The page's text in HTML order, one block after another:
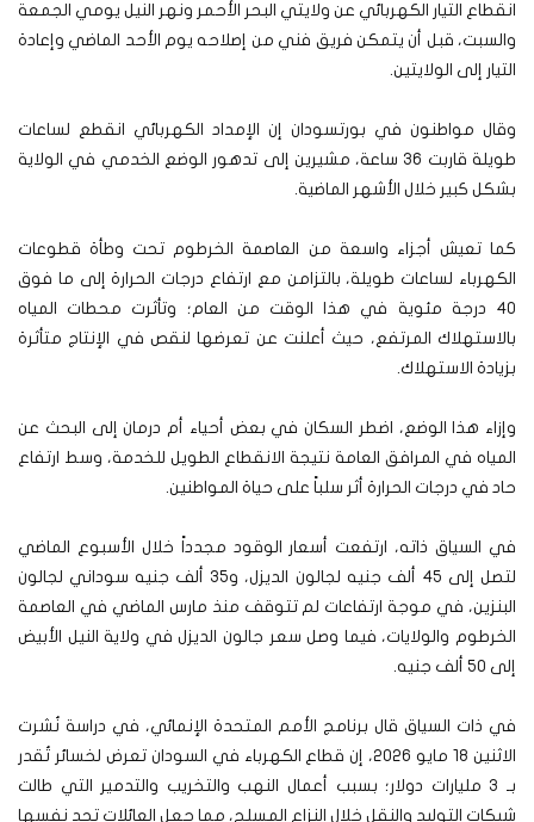
انقطاع التيار الكهربائي عن ولايتي البحر الأحمر ونهر النيل يومي الجمعة
والسبت، قبل أن يتمكن فريق فني من إصلاحه يوم الأحد الماضي وإعادة
التيار إلى الولايتين.
وقال مواطنون في بورتسودان إن الإمداد الكهربائي انقطع لساعات
طويلة قاربت 36 ساعة، مشيرين إلى تدهور الوضع الخدمي في الولاية
بشكل كبير خلال الأشهر الماضية.
كما تعيش أجزاء واسعة من العاصمة الخرطوم تحت وطأة قطوعات
الكهرباء لساعات طويلة، بالتزامن مع ارتفاع درجات الحرارة إلى ما فوق
40 درجة مئوية في هذا الوقت من العام؛ وتأثرت محطات المياه
بالاستهلاك المرتفع، حيث أعلنت عن تعرضها لنقص في الإنتاج متأثرة
بزيادة الاستهلاك.
وإزاء هذا الوضع، اضطر السكان في بعض أحياء أم درمان إلى البحث عن
المياه في المرافق العامة نتيجة الانقطاع الطويل للخدمة، وسط ارتفاع
حاد في درجات الحرارة أثر سلباً على حياة المواطنين.
في السياق ذاته، ارتفعت أسعار الوقود مجدداً خلال الأسبوع الماضي
لتصل إلى 45 ألف جنيه لجالون الديزل، و35 ألف جنيه سوداني لجالون
البنزين، في موجة ارتفاعات لم تتوقف منذ مارس الماضي في العاصمة
الخرطوم والولايات، فيما وصل سعر جالون الديزل في ولاية النيل الأبيض
إلى 50 ألف جنيه.
في ذات السياق قال برنامج الأمم المتحدة الإنمائي، في دراسة نُشرت
الاثنين 18 مايو 2026، إن قطاع الكهرباء في السودان تعرض لخسائر تُقدر
بـ 3 مليارات دولار؛ بسبب أعمال النهب والتخريب والتدمير التي طالت
شبكات التوليد والنقل خلال النزاع المسلح، مما جعل العائلات تجد نفسها